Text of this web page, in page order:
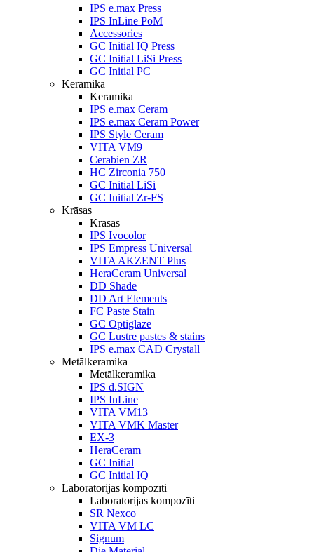
IPS e.max Press
IPS InLine PoM
Accessories
GC Initial IQ Press
GC Initial LiSi Press
GC Initial PC
Keramika
Keramika
IPS e.max Ceram
IPS e.max Ceram Power
IPS Style Ceram
VITA VM9
Cerabien ZR
HC Zirconia 750
GC Initial LiSi
GC Initial Zr-FS
Krāsas
Krāsas
IPS Ivocolor
IPS Empress Universal
VITA AKZENT Plus
HeraCeram Universal
DD Shade
DD Art Elements
FC Paste Stain
GC Optiglaze
GC Lustre pastes & stains
IPS e.max CAD Crystall
Metālkeramika
Metālkeramika
IPS d.SIGN
IPS InLine
VITA VM13
VITA VMK Master
EX-3
HeraCeram
GC Initial
GC Initial IQ
Laboratorijas kompozīti
Laboratorijas kompozīti
SR Nexco
VITA VM LC
Signum